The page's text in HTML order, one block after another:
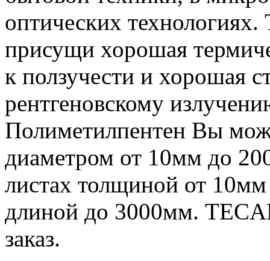
оптических
присущи хорошая
к ползучести и хорошая
рентгеновскому
Полиметилпентен Вы
диаметром от 10мм до
листах толщиной от
длиной до 3000мм.
заказ.